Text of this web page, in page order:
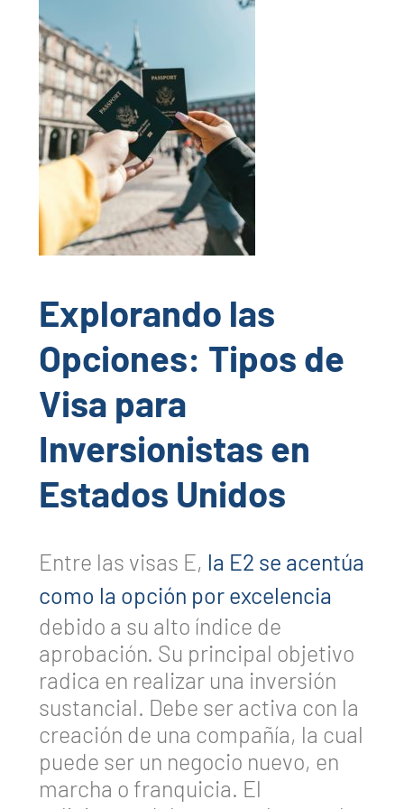
Explorando las
Opciones: Tipos de
Visa para
Inversionistas en
Estados Unidos
Entre las visas E, la E2 se acentúa
como la opción por excelencia
debido a su alto índice de
aprobación. Su principal objetivo
radica en realizar una inversión
sustancial. Debe ser activa con la
creación de una compañía, la cual
puede ser un negocio nuevo, en
marcha o franquicia. El